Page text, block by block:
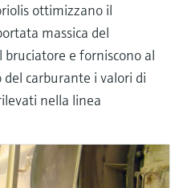
ottimizzano il
massica del
e forniscono al
carburante i valori di
nella linea